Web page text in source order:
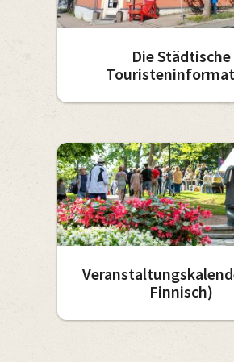
Die Städtische
Finnisch)